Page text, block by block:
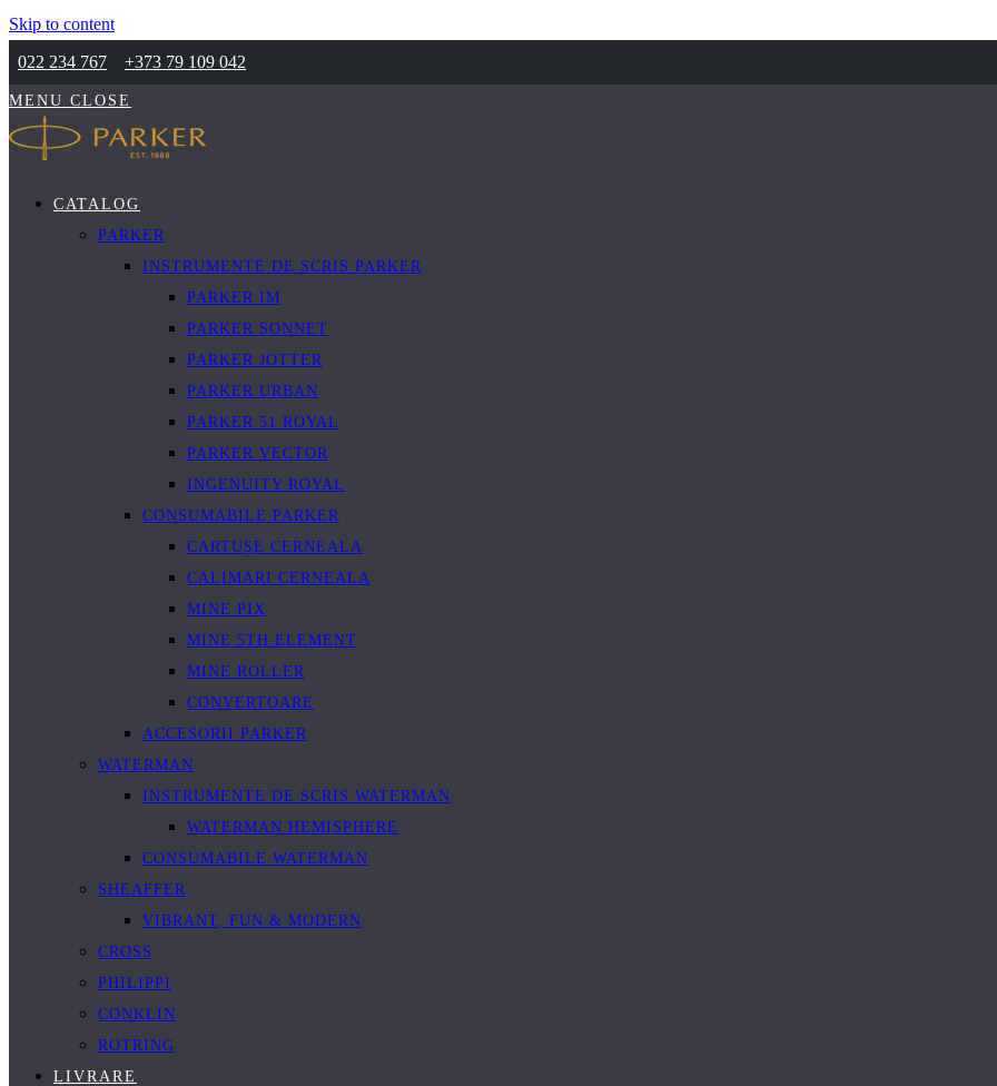
Skip to content
022 234 767
+373 79 109 042
MENU CLOSE
CATALOG
PARKER
INSTRUMENTE DE SCRIS PARKER
PARKER IM
PARKER SONNET
PARKER JOTTER
PARKER URBAN
PARKER 51 ROYAL
PARKER VECTOR
INGENUITY ROYAL
CONSUMABILE PARKER
CARTUȘE CERNEALA
CALIMARI CERNEALA
MINE PIX
MINE 5TH ELEMENT
MINE ROLLER
CONVERTOARE
ACCESORII PARKER
WATERMAN
INSTRUMENTE DE SCRIS WATERMAN
WATERMAN HEMISPHERE
CONSUMABILE WATERMAN
SHEAFFER
VIBRANT, FUN & MODERN
CROSS
PHILIPPI
CONKLIN
ROTRING
LIVRARE